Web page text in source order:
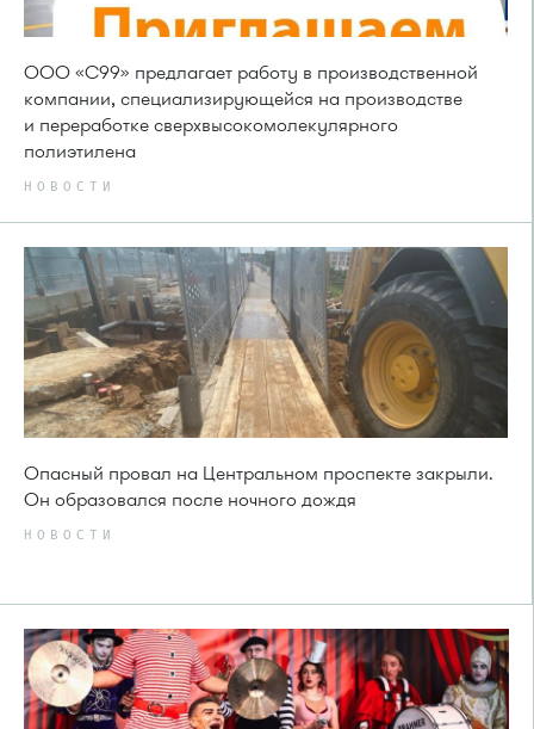
ООО «С99» предлагает работу в производственной
компании, специализирующейся на производстве
и переработке сверхвысокомолекулярного
полиэтилена
НОВОСТИ
Опасный провал на Центральном проспекте закрыли.
Он образовался после ночного дождя
НОВОСТИ